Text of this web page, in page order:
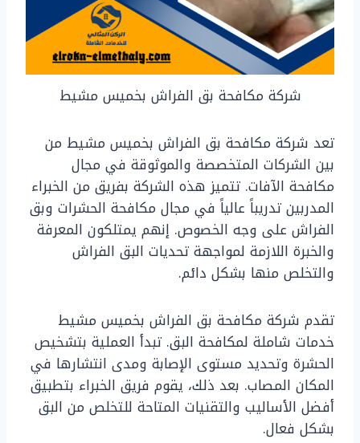
شركة مكافحة بق الفراش بخميس مشيط
تعد شركة مكافحة بق الفراش بخميس مشيط من
بين الشركات المتخصصة والموثوقة في مجال
مكافحة الآفات. تتميز هذه الشركة بفريق من الخبراء
المدربين تدريباً عالياً في مجال مكافحة الحشرات وبق
الفراش على وجه الخصوص. إنهم يمتلكون المعرفة
والخبرة اللازمة لمواجهة تحديات البق الفراش
والتخلص منها بشكل دائم.
تقدم شركة مكافحة بق الفراش بخميس مشيط
خدمات شاملة لمكافحة البق. تبدأ العملية بتشخيص
الحشرة وتحديد مستوى الإصابة ومدى انتشارها في
المكان المصاب. بعد ذلك، يقوم فريق الخبراء بتطبيق
أفضل الأساليب والتقنيات المتاحة للتخلص من البق
بشكل فعال.